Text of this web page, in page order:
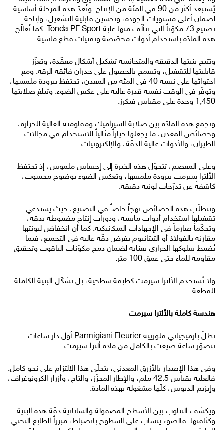
يُستبعد أكثر من 90 في المئة من الإنتاج. وتُعدّ هذه المرحلة أساسية
لضمان أعلى مستويات الجودة، وتحسين قابلية التشغيل، وإتاحة
تصنيع 73 مكوّناً التي تتألّف منها علبة Tonda PF Sport. كما تُعالَج
هذه المادّة باستخدام أدوات مخصّصة وتقنيات قطع ماسية.
وتتيح بنيتها الدقيقة والمتجانسة تشكيل أشكال معقّدة، وتعزّز
قابليتها للتشغيل، وتسمح بالحصول على جدران فائقة الرقة. ومع
احتوائها على نسبة 40 في المئة من المعدن، تحتفظ ببرودة ملمسها،
وتوفّر في الوقت نفسه قدرة عالية على عكس الضوء. وتبلغ صلابتها
1,450 وحدة على مقياس فيكرز.
وتجمع هذه المادّة بين صلابة السيراميك ومقاومته العالية للحرارة،
وخصائص المعدن، ما يجعلها خياراً مثالياً للاستخدام في مجالات
الطيران، والأدوات عالية الدقّة، والإلكترونيات.
وعلى المعصم، تتحوّل هذه الخبرة إلى إحساس ملموس، إذ تحتفظ
الألترا سيرمت ببرودة ملمسها، وتعكس الضوء بوضوح محسوب،
كاشفةً عن تدرّجات لونية دقيقة.
وتتطلّب هذه الخصائص نهجاً خاصاً في التصنيع، حيث يستدعي
تشغيلها استخدام أدوات ماسية، ودورات إنتاج مضبوطة بدقّة،
وتحكّماً صارماً في الإجهادات الميكانيكية. كما أن انخفاض ليونتها
مقارنة بالفولاذ أو التيتانيوم يفرض دقّة عالية في التجميع، فيما
يُضبط سلوكها الحراري بعناية لضمان دمج مكوّنات الياقوت وتحقيق
مقاومة للماء حتى عمق 100 متر.
ولا تُستخدم الألترا سيرمت كطبقة سطحية، بل تشكّل البنية الكاملة
للقطعة.
هندسة كاملة بالألترا سيرمت
تظلّ بارميجياني فلورييه Parmigiani Fleurier أول دار ساعات
تتصوّر ساعة صيغت بالكامل من مادة ألترا سيرمت.
وفي هذا الإصدار بالأزرق المعدني، يتجلّى هذا الالتزام على نحو كامل.
فالعلبة بقياس 42.5 ملم، والإطار المحزّز، والتاج، وأزرار الكرونوغراف،
وإبزيم الدبوس، كلّها مشغولة بهذه المادة.
ويكشف التناوب بين الأسطح المصقولة والساتانية دقّة هذه البنية
وكثافتها. فالضوء ينساب على السطوح بانضباط، مبرزاً الطابع النحتي